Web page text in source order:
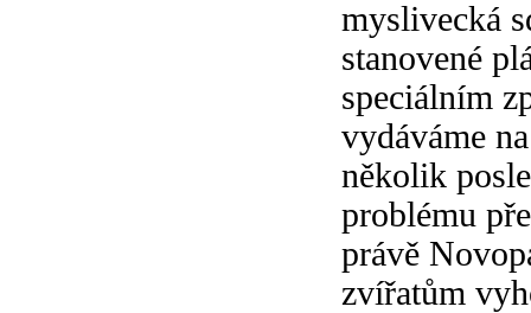
myslivecká
stanovené
speciálním
vydáváme
několik
problému
právě
zvířatům